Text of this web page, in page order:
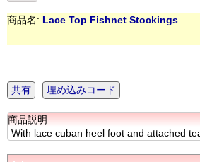
商品名: Lace Top Fishnet Stockings
共有 埋め込みコード
商品説明
With lace cuban heel foot and attached